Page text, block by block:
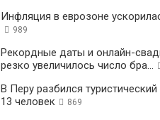
Инфляция в еврозоне
989
Рекордные даты и онлайн-
резко увеличилось число бра...
В Перу разбился
13 человек
869